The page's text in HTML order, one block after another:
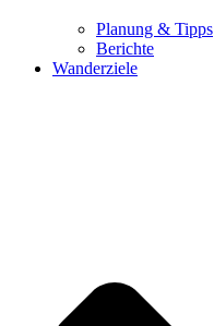
Planung & Tipps
Berichte
Wanderziele